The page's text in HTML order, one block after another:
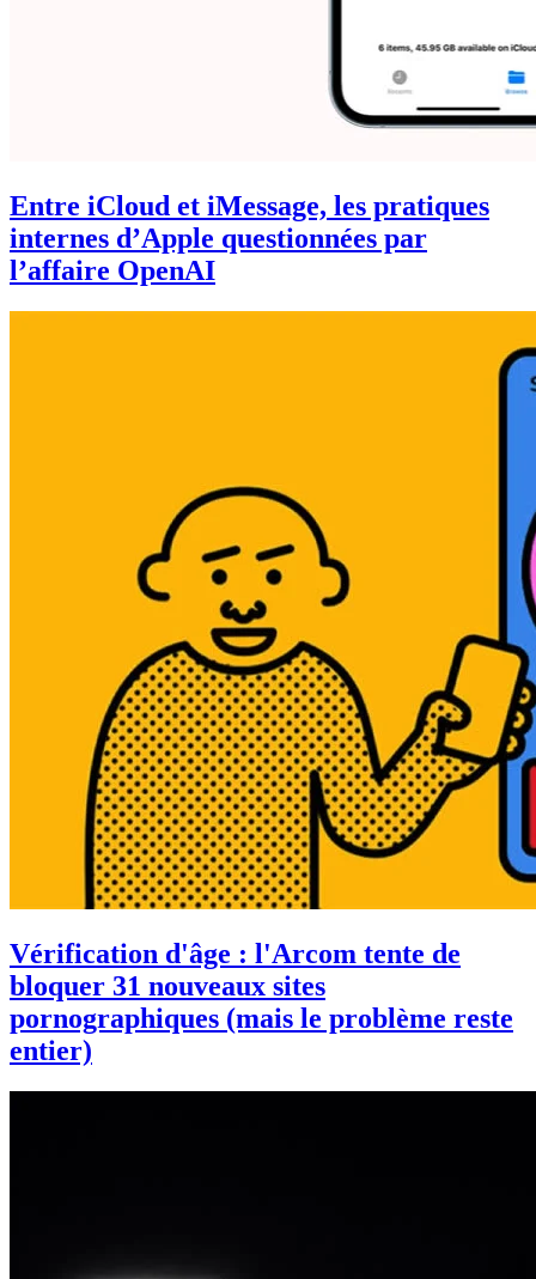
Entre iCloud et iMessage, les pratiques
internes d’Apple questionnées par
l’affaire OpenAI
Vérification d'âge : l'Arcom tente de
bloquer 31 nouveaux sites
pornographiques (mais le problème reste
entier)